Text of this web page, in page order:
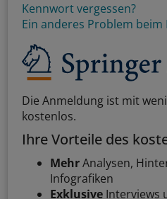
Kennwort vergessen?
Ein anderes Problem beim
Die Anmeldung ist mit
kostenlos.
Ihre Vorteile des
MehrAnalysen,
Infografiken
Exklusive Interviews